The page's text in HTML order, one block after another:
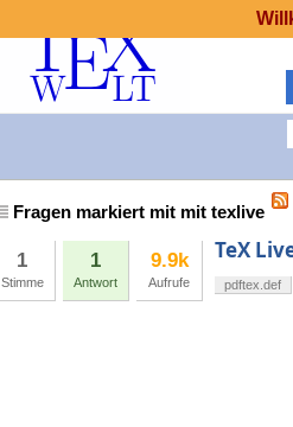
Fragen markiert mit mit texlive
1
Stimme
1
Antwort
9.9k
Aufrufe
TeX
pdftex.def